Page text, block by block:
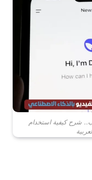
شرح كيفية استخدام